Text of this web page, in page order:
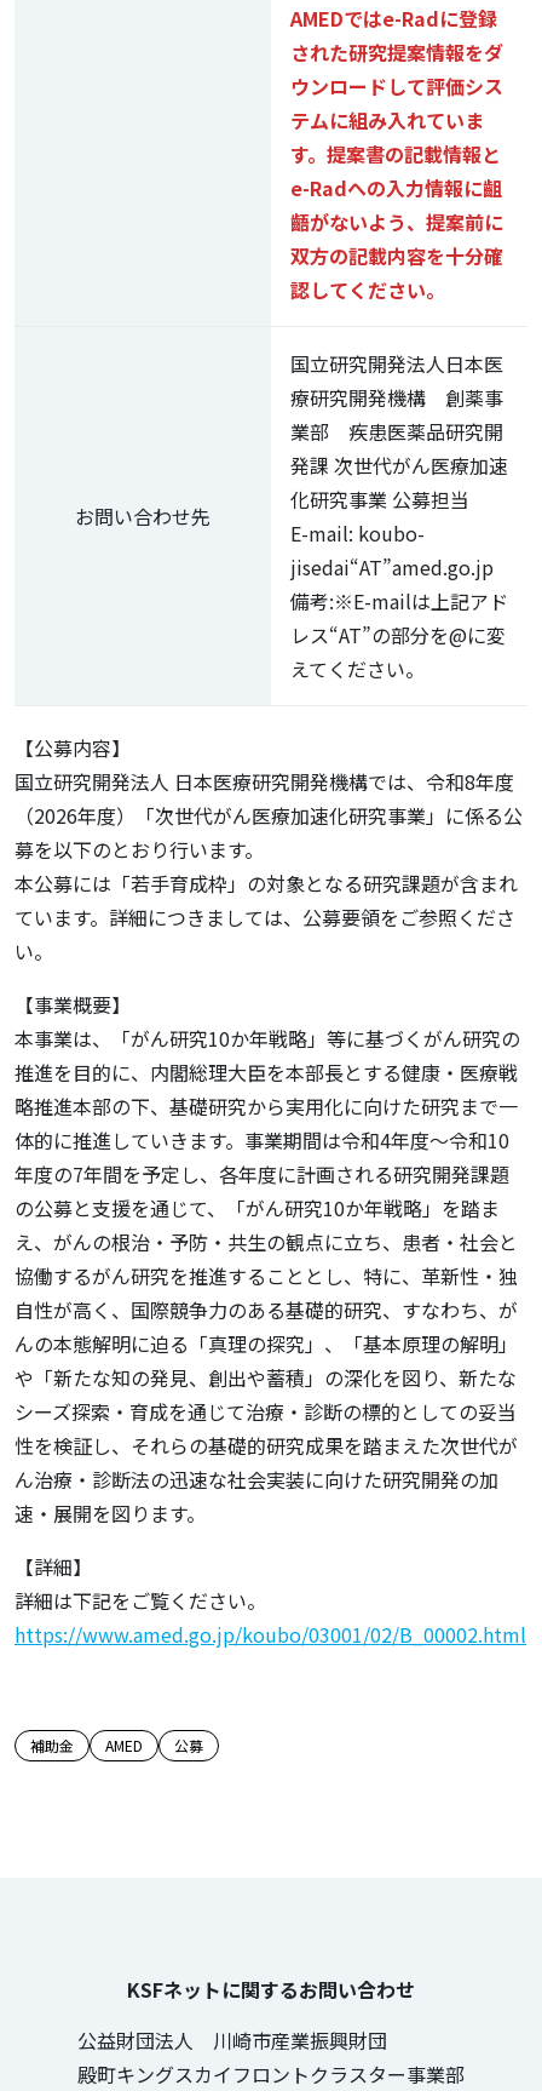
AMEDではe-Radに登録
された研究提案情報をダ
ウンロードして評価シス
テムに組み入れていま
す。提案書の記載情報と
e-Radへの入力情報に齟
齬がないよう、提案前に
双方の記載内容を十分確
認してください。
お問い合わせ先
国立研究開発法人日本医
療研究開発機構 創薬事
業部 疾患医薬品研究開
発課 次世代がん医療加速
化研究事業 公募担当
E-mail: koubo-
jisedai“AT”amed.go.jp
備考:※E-mailは上記アド
レス“AT”の部分を@に変
えてください。
【公募内容】
国立研究開発法人 日本医療研究開発機構では、令和8年度
（2026年度）「次世代がん医療加速化研究事業」に係る公
募を以下のとおり行います。
本公募には「若手育成枠」の対象となる研究課題が含まれ
ています。詳細につきましては、公募要領をご参照くださ
い。
【事業概要】
本事業は、「がん研究10か年戦略」等に基づくがん研究の
推進を目的に、内閣総理大臣を本部長とする健康・医療戦
略推進本部の下、基礎研究から実用化に向けた研究まで一
体的に推進していきます。事業期間は令和4年度～令和10
年度の7年間を予定し、各年度に計画される研究開発課題
の公募と支援を通じて、「がん研究10か年戦略」を踏ま
え、がんの根治・予防・共生の観点に立ち、患者・社会と
協働するがん研究を推進することとし、特に、革新性・独
自性が高く、国際競争力のある基礎的研究、すなわち、が
んの本態解明に迫る「真理の探究」、「基本原理の解明」
や「新たな知の発見、創出や蓄積」の深化を図り、新たな
シーズ探索・育成を通じて治療・診断の標的としての妥当
性を検証し、それらの基礎的研究成果を踏まえた次世代が
ん治療・診断法の迅速な社会実装に向けた研究開発の加
速・展開を図ります。
【詳細】
詳細は下記をご覧ください。
https://www.amed.go.jp/koubo/03001/02/B_00002.html
この記事のタグ
補助金 AMED 公募
KSFネットに関するお問い合わせ
公益財団法人 川崎市産業振興財団
殿町キングスカイフロントクラスター事業部